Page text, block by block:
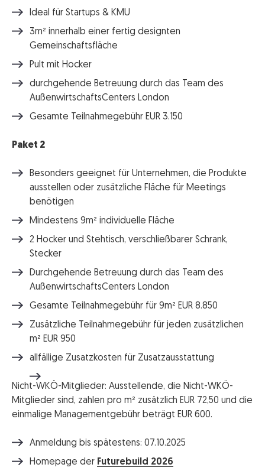
Ideal für Startups & KMU
3m² innerhalb einer fertig designten
Gemeinschaftsfläche
Pult mit Hocker
durchgehende Betreuung durch das Team des
AußenwirtschaftsCenters London
Gesamte Teilnahmegebühr EUR 3.150
Paket 2
Besonders geeignet für Unternehmen, die Produkte
ausstellen oder zusätzliche Fläche für Meetings
benötigen
Mindestens 9m² individuelle Fläche
2 Hocker und Stehtisch, verschließbarer Schrank,
Stecker
Durchgehende Betreuung durch das Team des
AußenwirtschaftsCenters London
Gesamte Teilnahmegebühr für 9m² EUR 8.850
Zusätzliche Teilnahmegebühr für jeden zusätzlichen
m² EUR 950
allfällige Zusatzkosten für Zusatzausstattung
Nicht-WKÖ-Mitglieder: Ausstellende, die Nicht-WKÖ-
Mitglieder sind, zahlen pro m² zusätzlich EUR 72,50 und die
einmalige Managementgebühr beträgt EUR 600.
Anmeldung bis spätestens: 07.10.2025
Homepage der Futurebuild 2026